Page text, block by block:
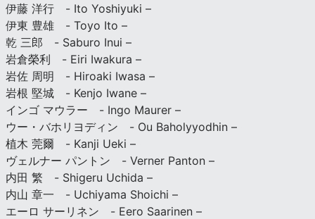
伊藤 洋行 - Ito Yoshiyuki –
伊東 豊雄 - Toyo Ito –
乾 三郎 - Saburo Inui –
岩倉榮利 - Eiri Iwakura –
岩佐 周明 - Hiroaki Iwasa –
岩根 堅城 - Kenjo Iwane –
インゴ マウラー - Ingo Maurer –
ウー・バホリヨディン - Ou Baholyyodhin –
植木 莞爾 - Kanji Ueki –
ヴェルナー パントン - Verner Panton –
内田 繁 - Shigeru Uchida –
内山 章一 - Uchiyama Shoichi –
エーロ サーリネン - Eero Saarinen –